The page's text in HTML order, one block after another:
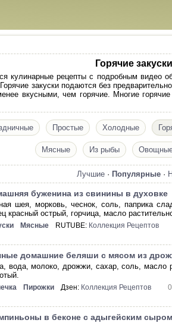
Горячие закуски
кулинарные рецепты с подробным видео
закуски подаются без
вкусными, чем горячие. Многие
Простые Холодные
Мясные Из рыбы
Лучшие · Популярные ·
буженина из свинины в духовке
шея, морковь, чеснок, соль, паприка
красный острый, горчица, масло
Мясные RUTUBE: Коллекция Рецептов
домашние беляши с мясом из
вода, молоко, дрожжи, сахар, соль, масло
Пирожки Дзен: Коллекция Рецептов 0
в беконе с адыгейским